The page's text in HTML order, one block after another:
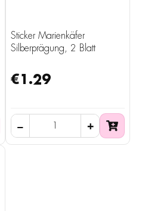
Sticker Marienkäfer
Silberprägung, 2 Blatt
€1.29